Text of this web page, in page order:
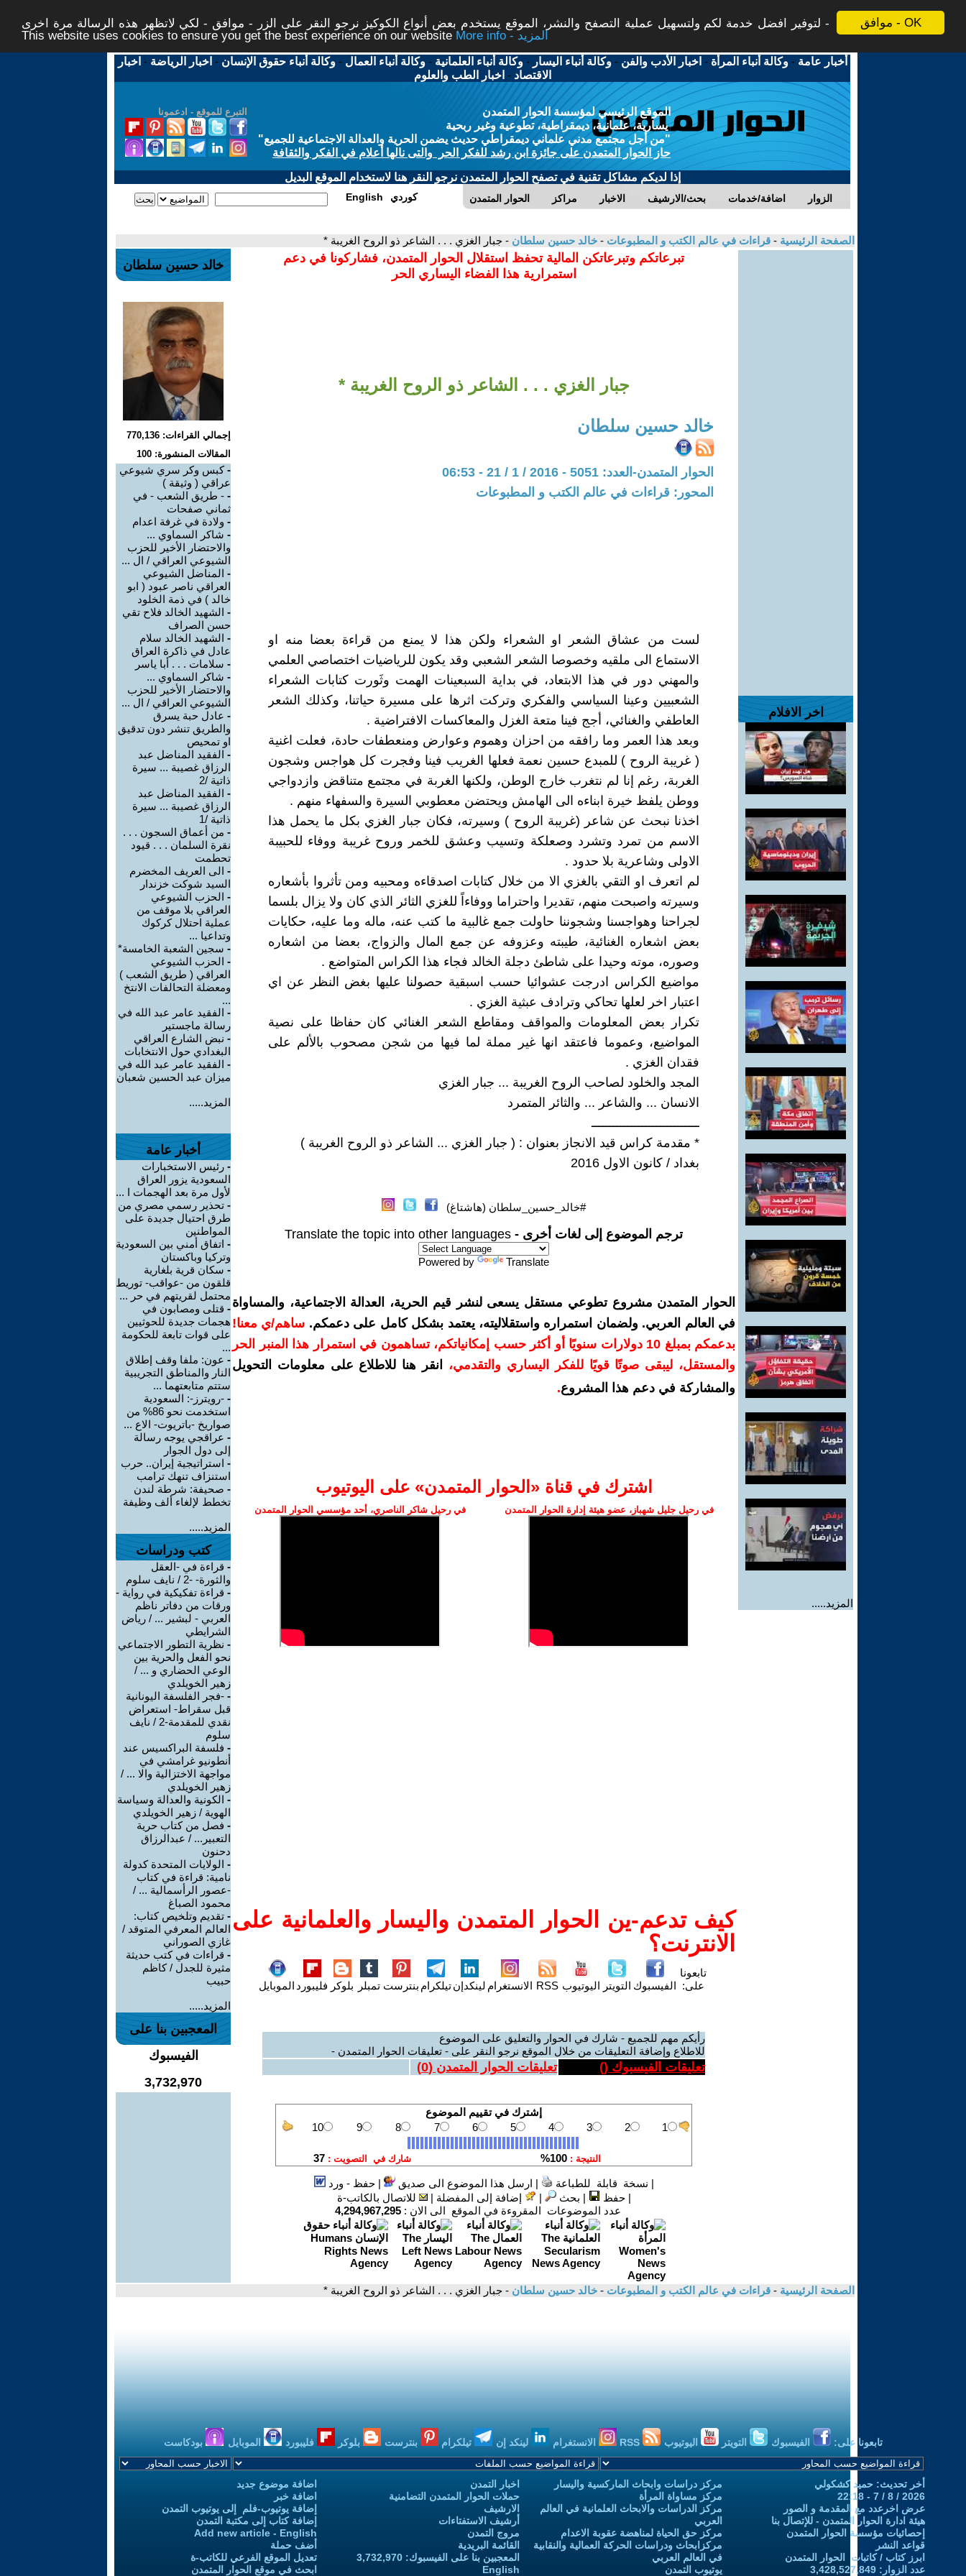
موافق - OK
لتوفير افضل خدمة لكم ولتسهيل عملية التصفح والنشر، الموقع يستخدم بعض أنواع الكوكيز نرجو النقر على الزر - موافق - لكي لاتظهر هذه الرسالة مرة اخرى -
This website uses cookies to ensure you get the best experience on our website
More info - المزيد
أخبار عامة -وكالة أنباء المرأة - اخبار الأدب والفن -وكالة أنباء اليسار -وكالة أنباء العلمانية -وكالة أنباء العمال -وكالة أنباء حقوق الإنسان - اخبار الرياضة - اخبار
الاقتصاد - اخبار الطب والعلوم
التبرع للموقع - ادعمونا
الموقع الرئيسي لمؤسسة الحوار المتمدن
يسارية، علمانية، ديمقراطية، تطوعية وغير ربحية
"من أجل مجتمع مدني علماني ديمقراطي حديث يضمن الحرية والعدالة الاجتماعية للجميع"
حاز الحوار المتمدن على جائزة ابن رشد للفكر الحر والتى نالها أعلام في الفكر والثقافة
إذا لديكم مشاكل تقنية في تصفح الحوار المتمدن نرجو النقر هنا لاستخدام الموقع البديل
الحوار المتمدن مراكز الاخبار بحث/الارشيف اضافة/خدمات الزوار English كوردي
الصفحة الرئيسية - قراءات في عالم الكتب و المطبوعات - خالد حسين سلطان - جبار الغزي . . . الشاعر ذو الروح الغريبة *
اخر الافلام
المزيد.....
تبرعاتكم وتبرعاتكن المالية تحفظ استقلال الحوار المتمدن، فشاركونا في دعم
استمرارية هذا الفضاء اليساري الحر
جبار الغزي . . . الشاعر ذو الروح الغريبة *
خالد حسين سلطان
الحوار المتمدن-العدد: 5051 - 2016 / 1 / 21 - 06:53
المحور: قراءات في عالم الكتب و المطبوعات
لست من عشاق الشعر او الشعراء ولكن هذا لا يمنع من قراءة بعضا منه او
الاستماع الى ملقيه وخصوصا الشعر الشعبي وقد يكون للرياضيات اختصاصي العلمي
والمهني دور في هذا الابتعاد، في بداية السبعينات الهمت وثَورت كتابات الشعراء
الشعبيين وعينا السياسي والفكري وتركت اثرها على مسيرة حياتنا، وكذلك الشعر
العاطفي والغنائي، أجج فينا متعة الغزل والمعاكسات الافتراضية .
وبعد هذا العمر وما رافقه من احزان وهموم وعوارض ومنعطفات حادة، فعلت اغنية
( غريبة الروح ) للمبدع حسين نعمة فعلها الغريب فينا وفجرت كل هواجس وشجون
الغربة، رغم إنا لم نتغرب خارج الوطن، ولكنها الغربة في مجتمع متناقض وازدواجي
ووطن يلفظ خيرة ابناءه الى الهامش ويحتضن معطوبي السيرة والسفهاء منهم .
اخذنا نبحث عن شاعر (غريبة الروح ) وسيرته، فكان جبار الغزي بكل ما يحمل هذا
الاسم من تمرد وتشرد وصعلكة وتسيب وعشق للخمر وروح غريبة ووفاء للحبيبة
الاولى وشاعرية بلا حدود .
لم اتعرف او التقي بالغزي الا من خلال كتابات اصدقاءه ومحبيه ومن تأثروا بأشعاره
وسيرته واصبحت منهم، تقديرا واحتراما ووفاءاً للغزي الثائر الذي كان ولا يزال بلسما
لجراحنا وهواجسنا وشجوننا حاولت جمع غالبية ما كتب عنه، ماله وما عليه، حكايات
بعض اشعاره الغنائية، طيبته وعزوفه عن جمع المال والزواج، بعضا من اشعاره
وصوره، موته وحيدا على شاطئ دجلة الخالد فجاء هذا الكراس المتواضع .
مواضيع الكراس ادرجت عشوائيا حسب اسبقية حصولنا عليها بغض النظر عن اي
اعتبار اخر لعلها تحاكي وترادف عبثية الغزي .
تكرار بعض المعلومات والمواقف ومقاطع الشعر الغنائي كان حفاظا على نصية
المواضيع، وعموما فاعتقد انها غير مملة لما فيها من شجن مصحوب بالألم على
فقدان الغزي .
المجد والخلود لصاحب الروح الغريبة ... جبار الغزي
الانسان ... والشاعر ... والثائر المتمرد
ــــــــــــــــــــــــــــــ
* مقدمة كراس قيد الانجاز بعنوان : ( جبار الغزي ... الشاعر ذو الروح الغريبة )
بغداد / كانون الاول 2016
#خالد_حسين_سلطان (هاشتاغ)
ترجم الموضوع إلى لغات أخرى - Translate the topic into other languages
Powered by Translate
الحوار المتمدن مشروع تطوعي مستقل يسعى لنشر قيم الحرية، العدالة الاجتماعية، والمساواة
في العالم العربي. ولضمان استمراره واستقلاليته، يعتمد بشكل كامل على دعمكم. ساهم/ي معنا!
بدعمكم بمبلغ 10 دولارات سنويًا أو أكثر حسب إمكانياتكم، تساهمون في استمرار هذا المنبر الحر
والمستقل، ليبقى صوتًا قويًا للفكر اليساري والتقدمي،
انقر هنا للاطلاع على معلومات التحويل
والمشاركة في دعم هذا المشروع.
اشترك في قناة ‫«الحوار المتمدن» على اليوتيوب
في رحيل جليل شهباز، عضو هيئة إدارة الحوار المتمدن في رحيل شاكر الناصري، أحد مؤسسي الحوار المتمدن
كيف تدعم-ين الحوار المتمدن واليسار والعلمانية على
الانترنت؟
تابعونا
على: الفيسبوك التويتر اليوتيوب RSS الانستغرام لينكدإنتيلكرام بنترست تمبلر بلوكر فليبورد الموبايل
رأيكم مهم للجميع - شارك في الحوار والتعليق على الموضوع
للاطلاع وإضافة التعليقات من خلال الموقع نرجو النقر على - تعليقات الحوار المتمدن -
تعليقات الفيسبوك () تعليقات الحوار المتمدن (0
)
| نسخة قابلة للطباعة | ارسل هذا الموضوع الى صديق |حفظ - ورد
|حفظ | بحث | إضافة إلى المفضلة |
للاتصال بالكاتب-ة
عدد الموضوعات المقروءة في الموقع الى الان : 4,294,967,295
خالد حسين سلطان
إجمالي القراءات: 770,136
المقالات المنشورة: 100
-كبس وكر سري شيوعي
عراقي ( وثيقة )
- - طريق الشعب - في
ثماني صفحات
- ولادة في غرفة اعدام
- شاكر السماوي ...
والاحتضار الأخير للحزب
الشيوعي العراقي / ال ...
- المناضل الشيوعي
العراقي ناصر عبود ( ابو
خالد ) في ذمة الخلود
- الشهيد الخالد فلاح تقي
حسن الصراف
- الشهيد الخالد سلام
عادل في ذاكرة العراق
- سلامات . . . أبا ياسر
- شاكر السماوي ...
والاحتضار الأخير للحزب
الشيوعي العراقي / ال ...
- عادل حبة يسرق
والطريق تنشر دون تدقيق
او تمحيص
- الفقيد المناضل عبد
الرزاق غصيبة ... سيرة
ذاتية /2
- الفقيد المناضل عبد
الرزاق غصيبة ... سيرة
ذاتية /1
- من أعماق السجون . . .
نقرة السلمان . . . قيود
تحطمت
- الى العريف المخضرم
السيد شوكت خزندار
- الحزب الشيوعي
العراقي بلا موقف من
عملية احتلال كركوك
وتداعيا ...
- سجين الشعبة الخامسة*
- الحزب الشيوعي
العراقي ( طريق الشعب )
ومعضلة التحالفات الانتخ
...
- الفقيد عامر عبد الله في
رسالة ماجستير
- نبض الشارع العراقي
البغدادي حول الانتخابات
- الفقيد عامر عبد الله في
ميزان عبد الحسين شعبان
المزيد.....
أخبار عامة
- رئيس الاستخبارات
السعودية يزور العراق
لأول مرة بعد الهجمات ا ...
- تحذير رسمي مصري من
طرق احتيال جديدة على
المواطنين
- اتفاق أمني بين السعودية
وتركيا وباكستان
- سكان قرية بلغارية
قلقون من -عواقب- توريط
محتمل لقريتهم في حر ...
- قتلى ومصابون في
هجمات جديدة للحوثيين
على قوات تابعة للحكومة
...
- عون: ملفا وقف إطلاق
النار والمناطق التجريبية
ستتم متابعتهما ...
- -رويترز-: السعودية
استخدمت نحو 86% من
صواريخ -باتريوت- الاع ...
- عراقجي يوجه رسالة
إلى دول الجوار
- استراتيجية إيران.. حرب
استنزاف تنهك ترامب
- صحيفة: شرطة لندن
تخطط لإلغاء ألف وظيفة
المزيد.....
كتب ودراسات
- قراءة في -العقل
والثورة- -2 / نايف سلوم
- قراءة تفكيكية في رواية -
ورقات من دفاتر ناظم
العربي - لبشير ... / رياض
الشرايطي
- نظرية التطور الاجتماعي
نحو الفعل والحرية بين
الوعي الحضاري و ... /
زهير الخويلدي
- -فجر الفلسفة اليونانية
قبل سقراط- استعراض
نقدي للمقدمة-2 / نايف
سلوم
- فلسفة البراكسيس عند
أنطونيو غرامشي في
مواجهة الاختزالية والا ... /
زهير الخويلدي
- الكونية والعدالة وسياسة
الهوية / زهير الخويلدي
- فصل من كتاب حرية
التعبير... / عبدالرزاق
دحنون
- الولايات المتحدة كدولة
نامية: قراءة في كتاب
-عصور الرأسمالية ... /
محمود الصباغ
- تقديم وتلخيص كتاب:
العالم المعرفي المتوقد /
غازي الصوراني
- قراءات في كتب حديثة
مثيرة للجدل / كاظم
حبيب
المزيد.....
المعجبين بنا على
الفيسبوك
3,732,970
الصفحة الرئيسية - قراءات في عالم الكتب و المطبوعات - خالد حسين سلطان - جبار الغزي . . . الشاعر ذو الروح الغريبة *
تابعونا على: الفيسبوك التويتر اليوتيوب الانستغرام لينكد إن تيلكرام بنترست بلوكر فليبورد الموبايل بودكاست
أخر تحديث: حميد كشكولي
2026 / 8 / 7 - 22:18
عرض اخرعدد مع المقدمة و الصور
هيئة ادارة الحوار المتمدن - للإتصال بنا
إحصائيات مؤسسة الحوار المتمدن
قواعد النشر
ابرز كتاب / كاتبات الحوار المتمدن
عدد الزوار: 3,428,527,849
مركز دراسات وابحاث الماركسية واليسار
مركز مساواة المرأة
مركز الدراسات والابحاث العلمانية في العالم
العربي
مركز حق الحياة لمناهضة عقوبة الاعدام
مركزابحاث ودراسات الحركة العمالية والنقابية
في العالم العربي
يوتيوب التمدن
اخبار التمدن
حملات الحوار المتمدن التضامنية
الارشيف
أرشيف الاستفتاءات
مروج التمدن
القائمة البريدية
المعجبين بنا على الفيسبوك: 3,732,970
English
اضافة موضوع جديد
اضافة خبر
إضافة يوتيوب-فلم إلى يوتيوب التمدن
إضافة كتاب إلى مكتبة التمدن
Add new article - English
أضف حملة
تعديل الموقع الفرعي للكاتب-ة
ابحث في موقع الحوار المتمدن